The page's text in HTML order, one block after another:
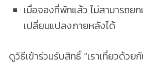
เมื่อจองที่พักแล้ว ไม่สามารถย
เปลี่ยนแปลงภายหลังได้
ดูวิธีเข้าร่วมรับสิทธิ์ “เราเที่ยวด้วย